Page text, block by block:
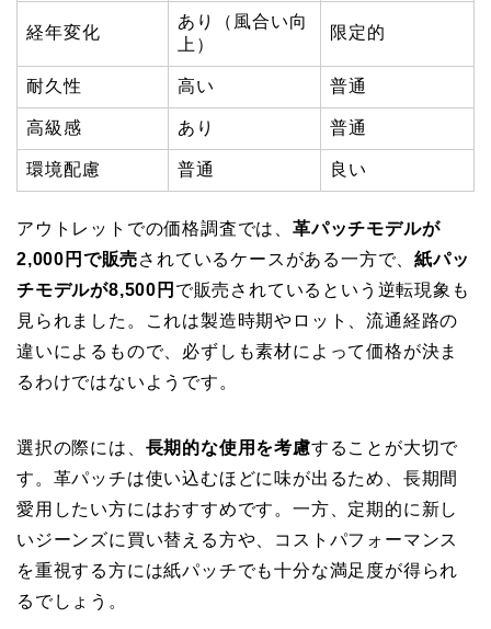
経年変化
あり（風合い向
上）
限定的
耐久性 高い 普通
高級感 あり 普通
環境配慮 普通 良い
アウトレットでの価格調査では、 革パッチモデルが
2,000円で販売されているケースがある一方で、紙パッ
チモデルが8,500円 で販売されているという逆転現象も
見られました。これは製造時期やロット、流通経路の
違いによるもので、必ずしも素材によって価格が決ま
るわけではないようです。
選択の際には、 長期的な使用を考慮することが大切で
す。革パッチは使い込むほどに味が出るため、長期間
愛用したい方にはおすすめです。一方、定期的に新し
いジーンズに買い替える方や、コストパフォーマンス
を重視する方には紙パッチでも十分な満足度が得られ
るでしょう。